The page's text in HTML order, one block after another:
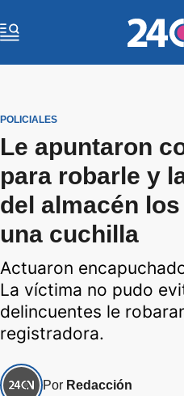
POLICIALES
Le apuntaron
para robarle y
del almacén
una cuchilla
Actuaron
La víctima no pudo
delincuentes le
registradora.
Por Redacción